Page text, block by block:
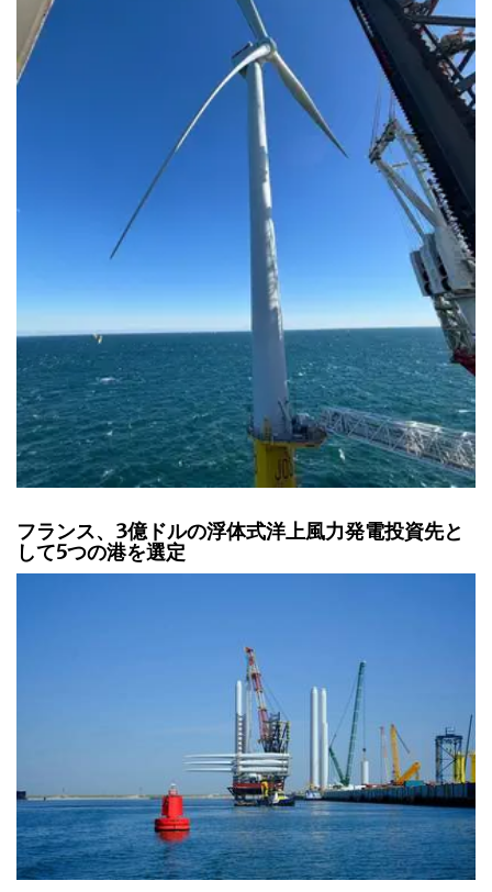
フランス、3億ドルの浮体式洋上風力発電投資先と
して5つの港を選定